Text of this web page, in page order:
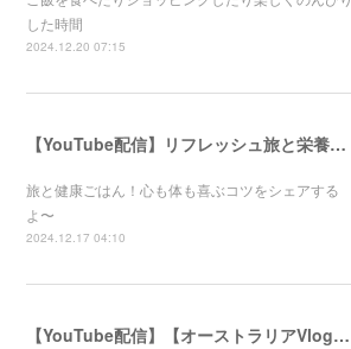
した時間
2024.12.20 07:15
【YouTube配信】リフレッシュ旅と栄養満点ごはん！心と体が喜ぶ健康のコツ
旅と健康ごはん！心も体も喜ぶコツをシェアする
よ〜
2024.12.17 04:10
【YouTube配信】【オーストラリアVlog】自然公園で動物たちと触れ合ってきました〜